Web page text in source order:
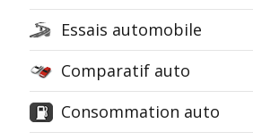
Essais automobile
Comparatif auto
Consommation auto